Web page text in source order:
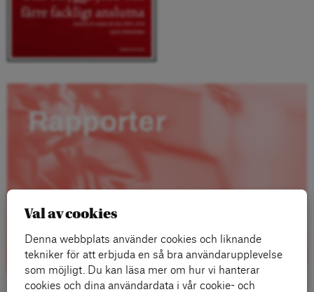
Rapporter
Val av cookies
Denna webbplats använder cookies och liknande
tekniker för att erbjuda en så bra användarupplevelse
som möjligt. Du kan läsa mer om hur vi hanterar
cookies och dina användardata i vår cookie- och